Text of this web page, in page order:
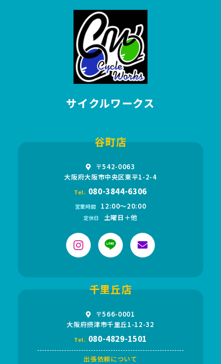
サイクルワークス
谷町店
〒542-0063
大阪府大阪市中央区東平1-2-4
Tel. 080-3844-6306
営業時間 12:00〜20:00
定休日 土曜日＋他
千里丘店
〒566-0001
大阪府摂津市千里丘1-12-32
Tel. 080-4829-1501
出張依頼について